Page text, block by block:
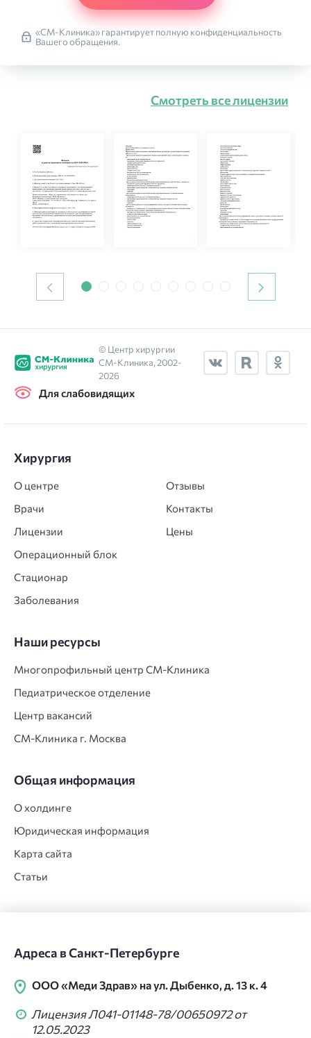
«СМ-Клиника» гарантирует полную конфиденциальность
Вашего обращения.
Смотреть все лицензии
© Центр хирургии
СМ‑Клиника, 2002-
2026
Для слабовидящих
Хирургия
О центре
Врачи
Лицензии
Операционный блок
Стационар
Заболевания
Отзывы
Контакты
Цены
Наши ресурсы
Многопрофильный центр СМ‑Клиника
Педиатрическое отделение
Центр вакансий
СМ‑Клиника г. Москва
Общая информация
О холдинге
Юридическая информация
Карта сайта
Статьи
Адреса в Санкт-Петербурге
ООО «Меди Здрав» на ул. Дыбенко, д. 13 к. 4
Лицензия Л041-01148-78/00650972 от
12.05.2023